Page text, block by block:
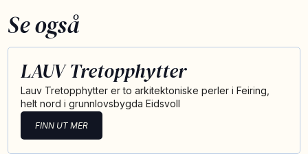
Se også
LAUV Tretopphytter
Lauv Tretopphytter er to arkitektoniske perler i Feiring,
helt nord i grunnlovsbygda Eidsvoll
FINN UT MER